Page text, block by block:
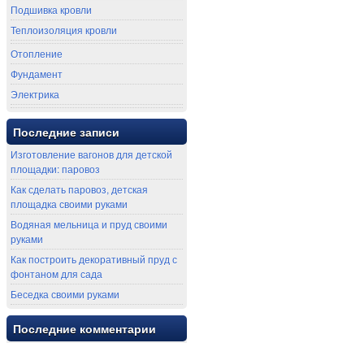
Подшивка кровли
Теплоизоляция кровли
Отопление
Фундамент
Электрика
Последние записи
Изготовление вагонов для детской
площадки: паровоз
Как сделать паровоз, детская
площадка своими руками
Водяная мельница и пруд своими
руками
Как построить декоративный пруд с
фонтаном для сада
Беседка своими руками
Последние комментарии